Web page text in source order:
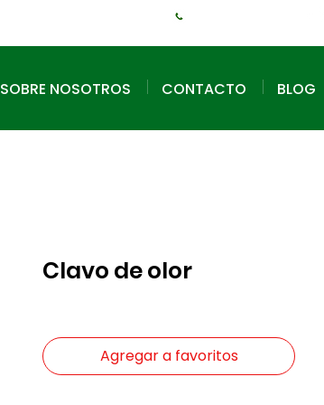
SOBRE NOSOTROS CONTACTO BLOG
Clavo de olor
Agregar a favoritos